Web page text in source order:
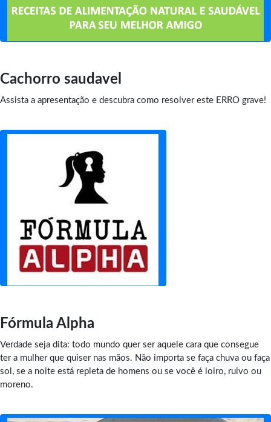
Cachorro saudavel
Assista a apresentação e descubra como resolver este ERRO grave!
Fórmula Alpha
Verdade seja dita: todo mundo quer ser aquele cara que consegue
ter a mulher que quiser nas mãos. Não importa se faça chuva ou faça
sol, se a noite está repleta de homens ou se você é loiro, ruivo ou
moreno.